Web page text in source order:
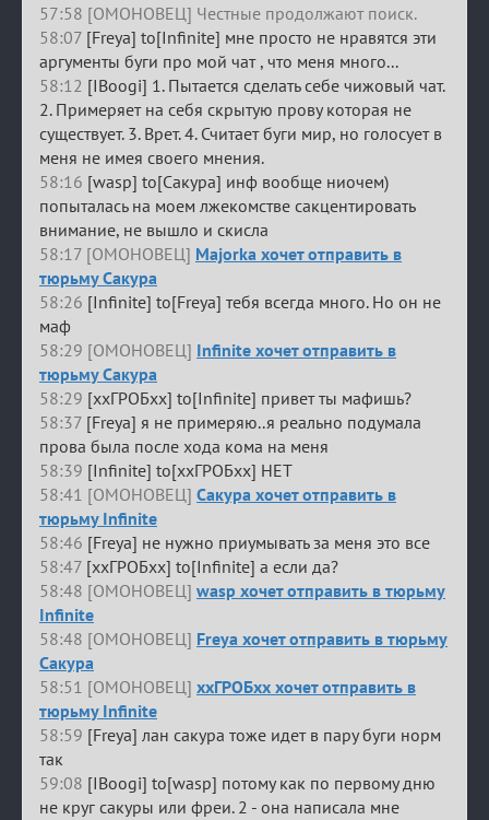
57:58 [ОМОНОВЕЦ] Честные продолжают поиск.
58:07 [Freya] to[Infinite] мне просто не нравятся эти
аргументы буги про мой чат , что меня много...
58:12 [IBoogi] 1. Пытается сделать себе чижовый чат.
2. Примеряет на себя скрытую прову которая не
существует. 3. Врет. 4. Считает буги мир, но голосует в
меня не имея своего мнения.
58:16 [wasp] to[Сакура] инф вообще ниочем)
попыталась на моем лжекомстве сакцентировать
внимание, не вышло и скисла
58:17 [ОМОНОВЕЦ] Majorka хочет отправить в
тюрьму Сакура
58:26 [Infinite] to[Freya] тебя всегда много. Но он не
маф
58:29 [ОМОНОВЕЦ] Infinite хочет отправить в
тюрьму Сакура
58:29 [ххГРОБхх] to[Infinite] привет ты мафишь?
58:37 [Freya] я не примеряю..я реально подумала
прова была после хода кома на меня
58:39 [Infinite] to[ххГРОБхх] НЕТ
58:41 [ОМОНОВЕЦ] Сакура хочет отправить в
тюрьму Infinite
58:46 [Freya] не нужно приумывать за меня это все
58:47 [ххГРОБхх] to[Infinite] а если да?
58:48 [ОМОНОВЕЦ] wasp хочет отправить в тюрьму
Infinite
58:48 [ОМОНОВЕЦ] Freya хочет отправить в тюрьму
Сакура
58:51 [ОМОНОВЕЦ] ххГРОБхх хочет отправить в
тюрьму Infinite
58:59 [Freya] лан сакура тоже идет в пару буги норм
так
59:08 [IBoogi] to[wasp] потому как по первому дню
не круг сакуры или фреи. 2 - она написала мне